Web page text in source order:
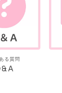
る質問